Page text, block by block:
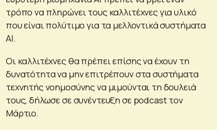
τρόπο να πληρώνει τους καλλιτέχνες για υλικό
που είναι πολύτιμο για τα μελλοντικά συστήματα
AI.
Οι καλλιτέχνες θα πρέπει επίσης να έχουν τη
δυνατότητα να μην επιτρέπουν στα συστήματα
τεχνητής νοημοσύνης να μιμούνται τη δουλειά
τους, δήλωσε σε συνέντευξη σε podcast τον
Μάρτιο.